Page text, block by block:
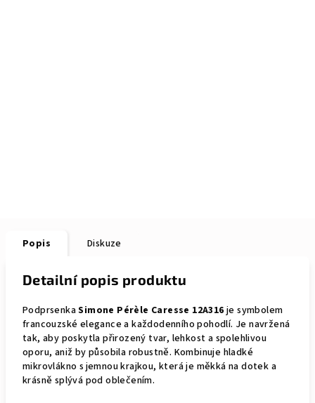
Popis Diskuze
Detailní popis produktu
PodprsenkaSimone Pérèle Caresse 12A316 je symbolem
francouzské elegance a každodenního pohodlí. Je navržená
tak, aby poskytla přirozený tvar, lehkost a spolehlivou
oporu, aniž by působila robustně. Kombinuje hladké
mikrovlákno s jemnou krajkou, která je měkká na dotek a
krásně splývá pod oblečením.